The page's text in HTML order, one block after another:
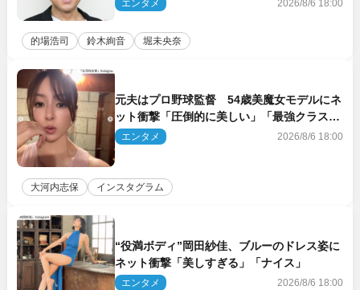
エンタメ 2026/8/6 18:00
的場浩司 鈴木絢音 堀未央奈
元夫はプロ野球監督 54歳美魔女モデルにネ
ット衝撃「圧倒的に美しい」「最強クラス」
「うっとり」
エンタメ 2026/8/6 18:00
大河内志保 インスタグラム
“役満ボディ”岡田紗佳、ブルーのドレス姿に
ネット衝撃「美しすぎる」「ナイス」
エンタメ 2026/8/6 18:00